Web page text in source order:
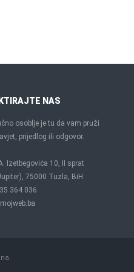
NAS
osoblje je tu da vam pruži
prijedlog ili odgovor.
Izetbegovića 10, II sprat
75000 Tuzla, BiH
364 036